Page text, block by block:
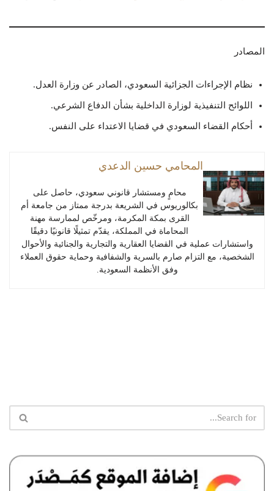
المصادر
نظام الإجراءات الجزائية السعودي، الصادر عن وزارة العدل.
اللوائح التنفيذية لوزارة الداخلية بشأن الدفاع الشرعي.
أحكام القضاء السعودي في قضايا الاعتداء على النفس.
المحامي حسين الدعدي
محامٍ ومستشار قانوني سعودي، حاصل على
بكالوريوس في الشريعة بدرجة ممتاز من جامعة أم
القرى بمكة المكرمة، ومرخّص لممارسة مهنة
المحاماة في المملكة، يقدّم تمثيلًا قانونيًا دقيقًا
واستشارات عملية في القضايا العقارية والتجارية والجنائية والأحوال
الشخصية، مع التزام صارم بالسرية والشفافية وحماية حقوق العملاء
وفق الأنظمة السعودية.